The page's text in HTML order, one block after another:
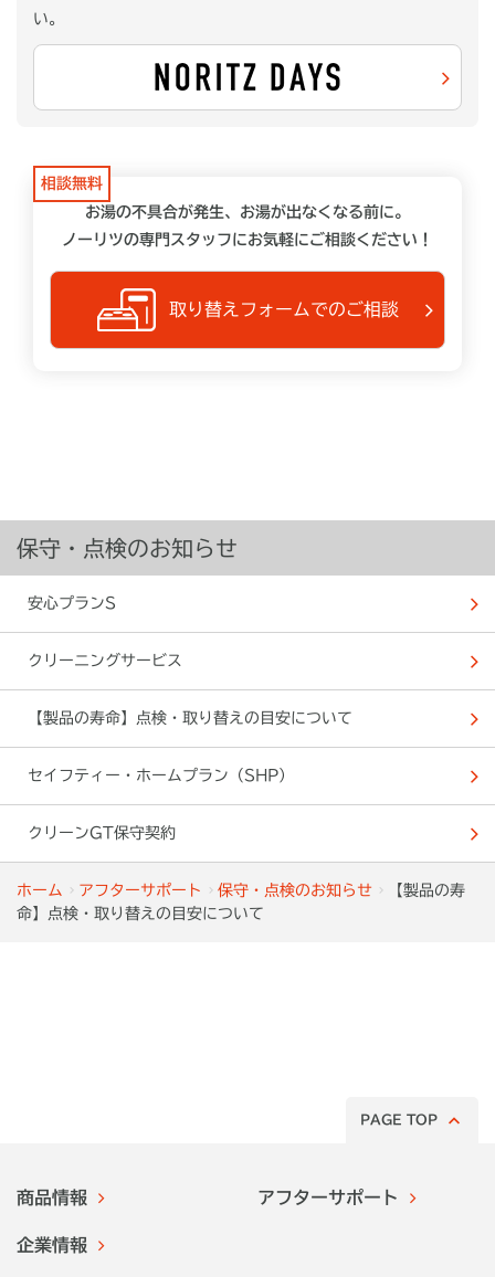
保守・点検のお知らせ
安心プランS
クリーニングサービス
【製品の寿命】点検・取り替えの目安について
セイフティー・ホームプラン（SHP）
クリーンGT保守契約
ホーム アフターサポート 保守・点検のお知らせ
【製品の寿
命】点検・取り替えの目安について
い。
相談無料
お湯の不具合が発生、お湯が出なくなる前に。
ノーリツの専門スタッフにお気軽にご相談ください！
取り替えフォームでのご相談
PAGE TOP
商品情報 アフターサポート
企業情報